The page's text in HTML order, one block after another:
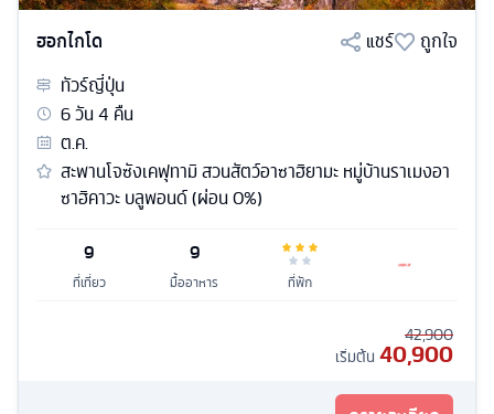
ฮอกไกโด แชร์
ถูกใจ
ทัวร์ญี่ปุ่น
6วัน4 คืน
ต.ค.
สะพานโจซังเคฟุทามิ สวนสัตว์อาซาฮิยามะ หมู่บ้านราเมงอา
ซาฮิคาวะ บลูพอนด์ (ผ่อน 0%)
9
ที่เที่ยว
9
มื้ออาหาร ที่พัก
42,900
เริ่มต้น 40,900